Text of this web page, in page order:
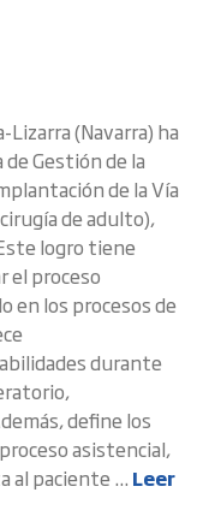
Lizarra (Navarra) ha
Gestión de la
de la Vía
de adulto),
logro tiene
el proceso
en los procesos de
durante
define los
asistencial,
al paciente ... Leer